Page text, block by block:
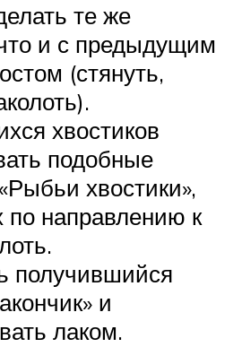
те же
и с предыдущим
(стянуть,
хвостиков
подобные
хвостики»,
по направлению к
получившийся
и
лаком.